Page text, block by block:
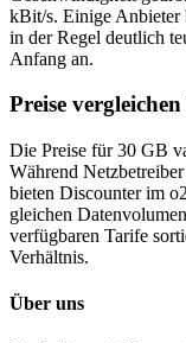
kBit/s. Einige Anbieter
in der Regel deutlich
Anfang an.
Preise
Die Preise für 30 GB
Während
bieten Discounter im
gleichen
verfügbaren Tarife
Verhältnis.
Über uns